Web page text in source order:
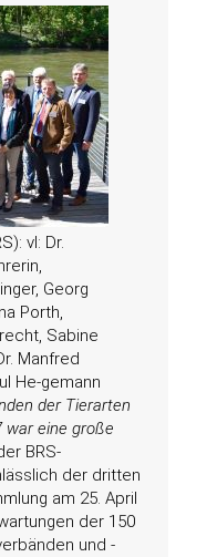
vl: Dr.
Georg
Porth,
Sabine
Manfred
He-gemann
der Tierarten
war eine große
BRS-
der dritten
am 25. April
der 150
und -